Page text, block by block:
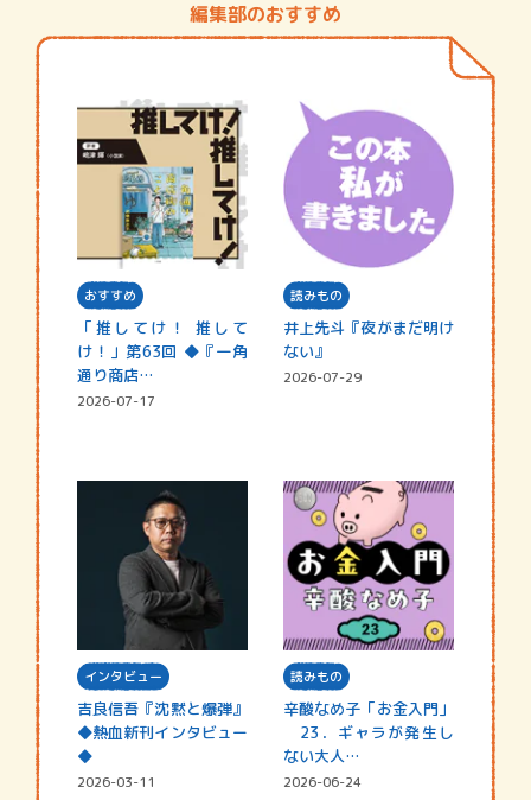
編集部のおすすめ
おすすめ
「推してけ！ 推して
け！」第63回 ◆『一角
通り商店…
2026-07-17
読みもの
井上先斗『夜がまだ明け
ない』
2026-07-29
インタビュー
吉良信吾『沈黙と爆弾』
◆熱血新刊インタビュー
◆
2026-03-11
読みもの
辛酸なめ子「お金入門」
23．ギャラが発生し
ない大人…
2026-06-24